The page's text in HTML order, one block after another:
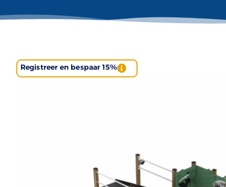
Registreer en bespaar 15%